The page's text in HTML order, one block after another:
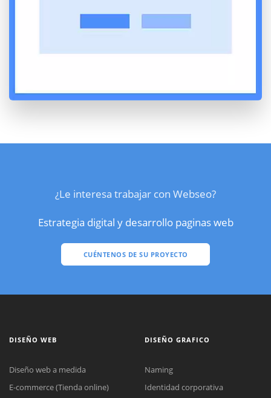
¿Le interesa trabajar con Webseo?
Estrategia digital y desarrollo paginas web
CUÉNTENOS DE SU PROYECTO
DISEÑO WEB
Diseño web a medida
E-commerce (Tienda online)
DISEÑO GRAFICO
Naming
Identidad corporativa